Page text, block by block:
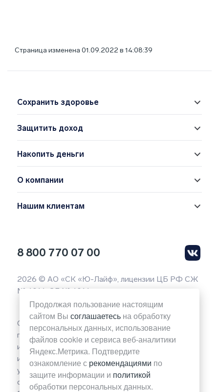
Страница изменена 01.09.2022 в 14:08:39
Сохранить здоровье
Защитить доход
Накопить деньги
О компании
Нашим клиентам
8 800 770 07 00
2026 © АО «СК «Ю-Лайф», лицензии ЦБ РФ СЖ
№ 4014, СЛ № 4014
Обращаем ваше внимание на то, что вся
представленная на данной странице сайта
информация носит исключительно
информационный характер и ни при каких
условиях не является публичной офертой
определяемой положениями Статьи 437(2)
Продолжая пользование настоящим
сайтом Вы соглашаетесь на обработку
персональных данных, использование
файлов cookie и сервиса веб-аналитики
Яндекс.Метрика. Подтвердите
ознакомление с рекомендациями по
защите информации и политикой
обработки персональных данных.